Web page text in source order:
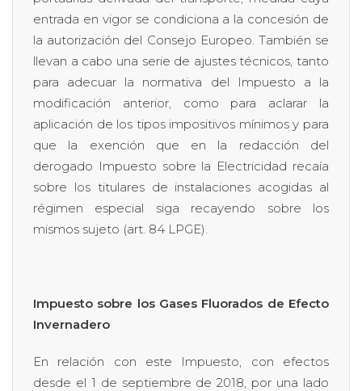
entrada en vigor se condiciona a la concesión de
la autorización del Consejo Europeo. También se
llevan a cabo una serie de ajustes técnicos, tanto
para adecuar la normativa del Impuesto a la
modificación anterior, como para aclarar la
aplicación de los tipos impositivos mínimos y para
que la exención que en la redacción del
derogado Impuesto sobre la Electricidad recaía
sobre los titulares de instalaciones acogidas al
régimen especial siga recayendo sobre los
mismos sujeto (art. 84 LPGE).
Impuesto sobre los Gases Fluorados de Efecto
Invernadero
En relación con este Impuesto, con efectos
desde el 1 de septiembre de 2018, por una lado